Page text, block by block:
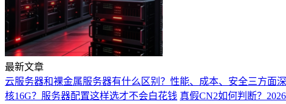
最新文章
云服务器和裸金属服务器有什么区别？性能、成本、安全三方面
核16G？服务器配置这样选才不会白花钱 真假CN2如何判断？